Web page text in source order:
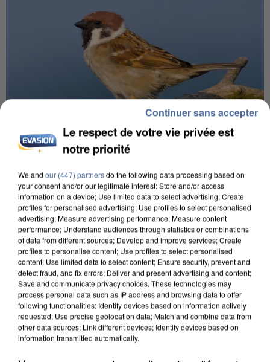
APRÈS TOUTES CES CANICULES, LES REFUGES
DE FAUNE SAUVAGE SONT...
Le respect de votre vie privée est
notre priorité
We and our (447) partnersdo the following data processing based on
your consent and/or our legitimate interest: Store and/or access
information on a device; Use limited data to select advertising; Create
profiles for personalised advertising; Use profiles to select personalised
advertising; Measure advertising performance; Measure content
performance; Understand audiences through statistics or combinations
of data from different sources; Develop and improve services; Create
profiles to personalise content; Use profiles to select personalised
content; Use limited data to select content; Ensure security, prevent and
detect fraud, and fix errors; Deliver and present advertising and content;
Save and communicate privacy choices. These technologies may
process personal data such as IP address and browsing data to offer
following functionalities: Identify devices based on information actively
requested; Use precise geolocation data; Match and combine data from
other data sources; Link different devices; Identify devices based on
information transmitted automatically.
Continuer sans accepter